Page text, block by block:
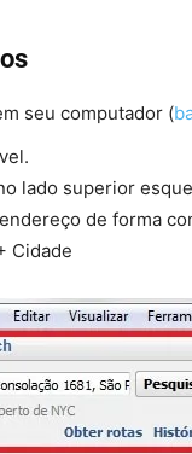
seu computador (
lado superior
de forma
Cidade